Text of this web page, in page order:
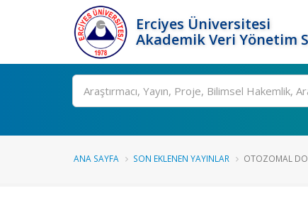
Erciyes Üniversitesi
Akademik Veri Yönetim
Ara
ANA SAYFA SON EKLENEN YAYINLAR OTOZOMAL